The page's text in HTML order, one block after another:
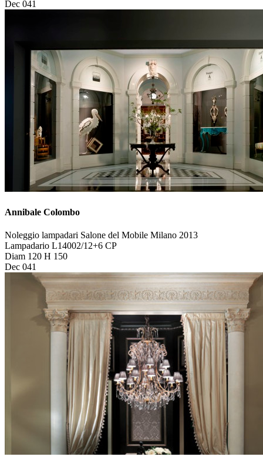
Dec 041
Annibale Colombo
Noleggio lampadari Salone del Mobile Milano 2013
Lampadario L14002/12+6 CP
Diam 120 H 150
Dec 041